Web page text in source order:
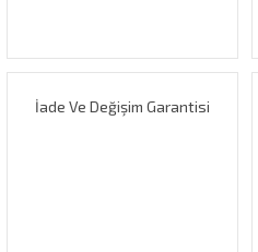
İade Ve Değişim Garantisi